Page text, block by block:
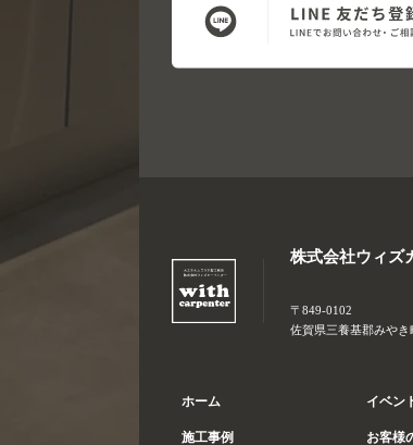
株式会社ウィズ
〒849-0102
佐賀県三養基郡みや
ホーム
施工事例
イベン
お客様